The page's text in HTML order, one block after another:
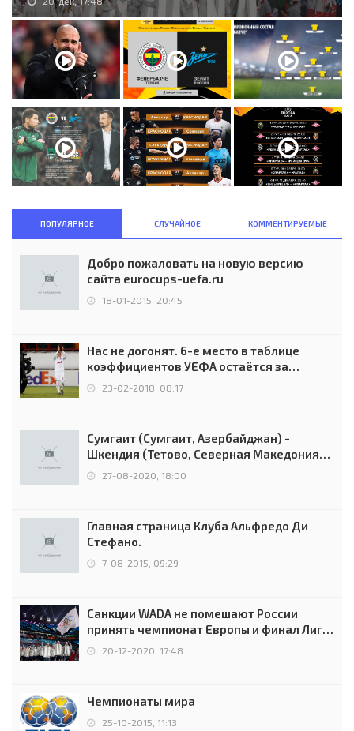
ПОПУЛЯРНОЕ СЛУЧАЙНОЕ КОММЕНТИРУЕМЫЕ
Добро пожаловать на новую версию
сайта eurocups-uefa.ru
18-01-2015, 20:45
Нас не догонят. 6-е место в таблице
коэффициентов УЕФА остаётся за
Россией
23-02-2018, 08:17
Сумгаит (Сумгаит, Азербайджан) -
Шкендия (Тетово, Северная Македония) -
0:2 (0:0)
27-08-2020, 18:00
Главная страница Клуба Альфредо Ди
Стефано.
7-08-2015, 09:29
Санкции WADA не помешают России
принять чемпионат Европы и финал Лиги
чемпионов.
20-12-2020, 17:48
Чемпионаты мира
25-10-2015, 11:13